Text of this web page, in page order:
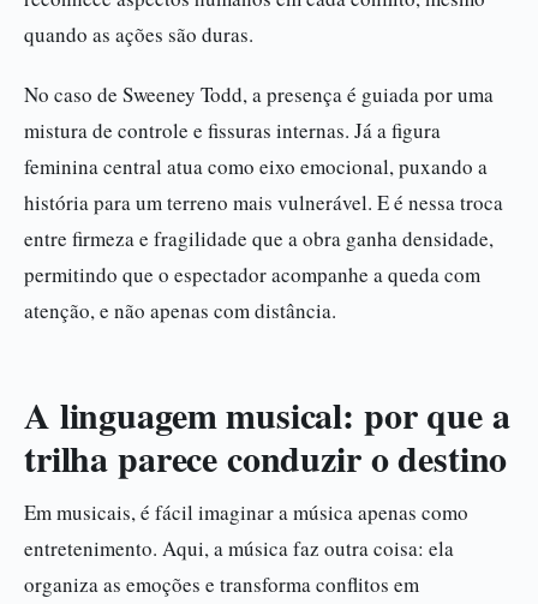
quando as ações são duras.
No caso de Sweeney Todd, a presença é guiada por uma
mistura de controle e fissuras internas. Já a figura
feminina central atua como eixo emocional, puxando a
história para um terreno mais vulnerável. E é nessa troca
entre firmeza e fragilidade que a obra ganha densidade,
permitindo que o espectador acompanhe a queda com
atenção, e não apenas com distância.
A linguagem musical: por que a
trilha parece conduzir o destino
Em musicais, é fácil imaginar a música apenas como
entretenimento. Aqui, a música faz outra coisa: ela
organiza as emoções e transforma conflitos em